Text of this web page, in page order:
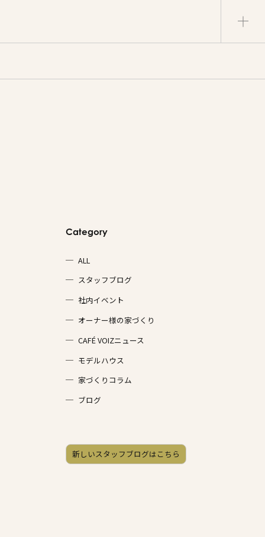
Category
ALL
スタッフブログ
社内イベント
オーナー様の家づくり
CAFÉ VOIZニュース
モデルハウス
家づくりコラム
ブログ
新しいスタッフブログはこちら